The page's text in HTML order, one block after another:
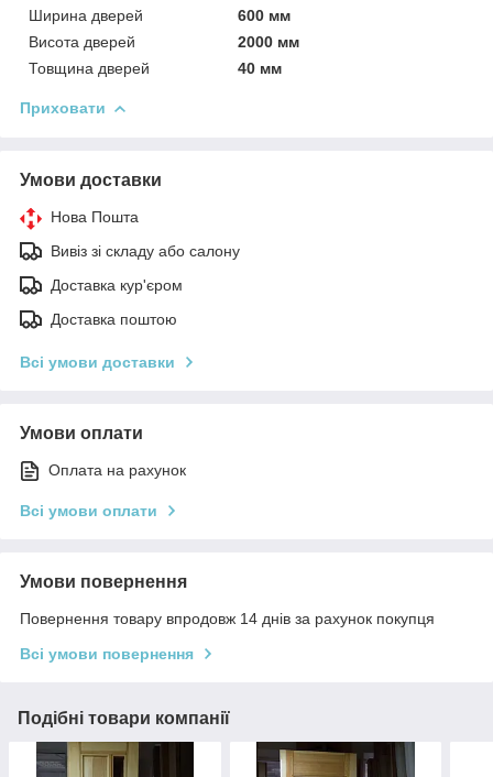
Ширина дверей
600 мм
Висота дверей
2000 мм
Товщина дверей
40 мм
Приховати
Умови доставки
Нова Пошта
Вивіз зі складу або салону
Доставка кур'єром
Доставка поштою
Всі умови доставки
Умови оплати
Оплата на рахунок
Всі умови оплати
Умови повернення
Повернення товару впродовж 14 днів за рахунок покупця
Всі умови повернення
Подібні товари компанії